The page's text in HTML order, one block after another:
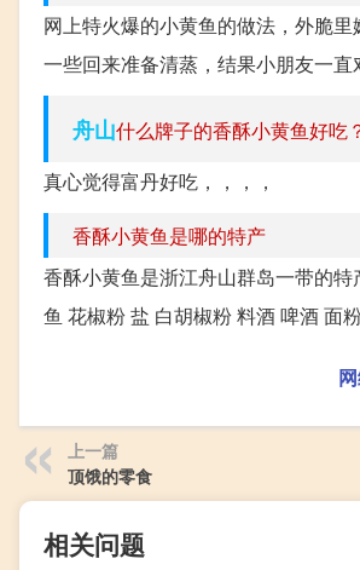
网上特火爆的小黄鱼的做法，外脆
一些回来准备清蒸，结果小朋友一
舟山什么牌子的香酥小黄鱼好吃
真心觉得富丹好吃，，，，
香酥小黄鱼是哪的特产
香酥小黄鱼是浙江舟山群岛一带的
鱼 花椒粉 盐 白胡椒粉 料酒 啤酒 面
上一篇
顶饿的零食
相关问题